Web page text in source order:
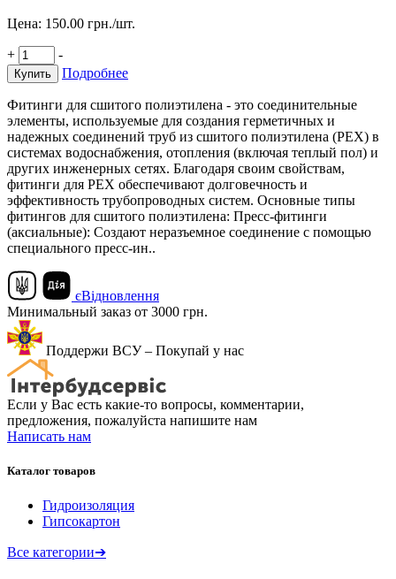
Цена: 150.00 грн./шт.
+ -
Купить Подробнее
Фитинги для сшитого полиэтилена - это соединительные
элементы, используемые для создания герметичных и
надежных соединений труб из сшитого полиэтилена (PEX) в
системах водоснабжения, отопления (включая теплый пол) и
других инженерных сетях. Благодаря своим свойствам,
фитинги для PEX обеспечивают долговечность и
эффективность трубопроводных систем. Основные типы
фитингов для сшитого полиэтилена: Пресс-фитинги
(аксиальные): Создают неразъемное соединение с помощью
специального пресс-ин..
єВідновлення
Минимальный заказ от 3000 грн.
Поддержи ВСУ – Покупай у нас
Если у Вас есть какие-то вопросы, комментарии,
предложения, пожалуйста напишите нам
Написать нам
Каталог товаров
Гидроизоляция
Гипсокартон
Все категории➔